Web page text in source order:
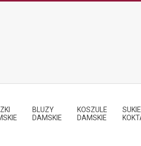
BLUZY
DAMSKIE
KOSZULE
DAMSKIE